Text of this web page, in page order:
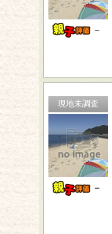
－
現地未調査
－